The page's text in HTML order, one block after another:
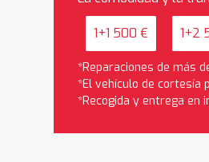
1+1 500 € 1+2
*Reparaciones de más
*El vehículo de cortesía
*Recogida y entrega en